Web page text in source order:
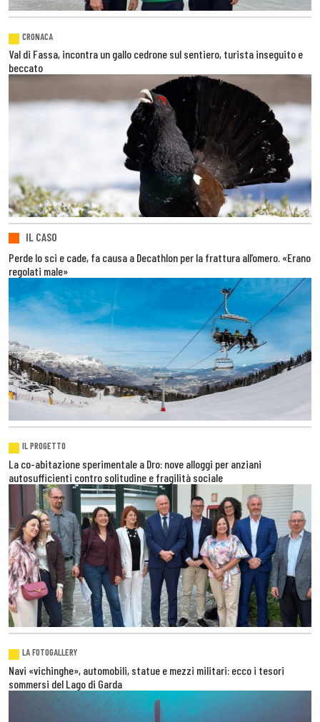
CRONACA
Val di Fassa, incontra un gallo cedrone sul sentiero, turista inseguito e
beccato
IL CASO
Perde lo sci e cade, fa causa a Decathlon per la frattura all’omero. «Erano
regolati male»
IL PROGETTO
La co-abitazione sperimentale a Dro: nove alloggi per anziani
autosufficienti contro solitudine e fragilità sociale
LA FOTOGALLERY
Navi «vichinghe», automobili, statue e mezzi militari: ecco i tesori
sommersi del Lago di Garda